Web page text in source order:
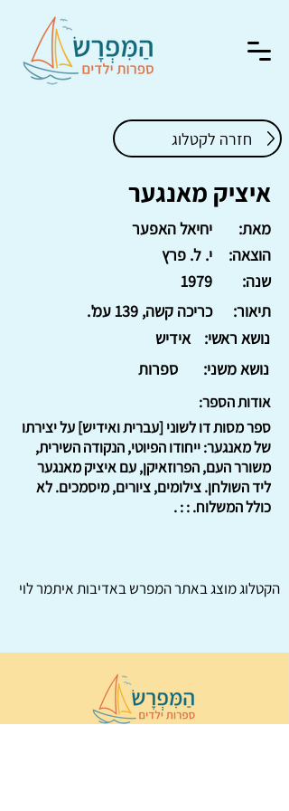
חזרה לקטלוג
איציק מאנגער
יחיאל האפער
מאת:
י. ל. פרץ
הוצאה:
1979
שנה:
כריכה קשה, 139 עמ'.
תיאור:
אידיש
נושא ראשי:
ספרות
נושא משני:
אודות הספר:
ספר מסות דו לשוני [עברית ואידיש] על יצירתו
של מאנגער: ייחודו הפיוטי, הנקודה השירית,
משורר העם, הפרוזאיקן, עם איציק מאנגער
ליד השולחן. צילומים, ציורים, מיסמכים. לא
כולל המשלוח. : : .
הקטלוג מוצג באתרהמפרשבאדיבות איתמר לוי